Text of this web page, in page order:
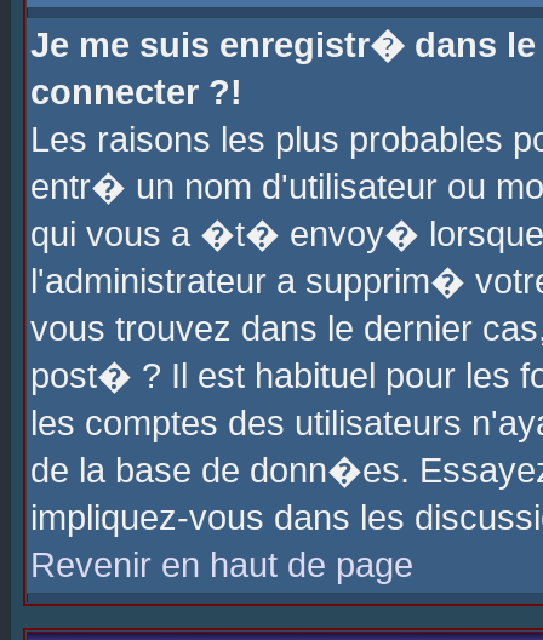
Je me suis enregistr� dans
connecter ?!
Les raisons les plus probables
entr� un nom d'utilisateur ou
qui vous a �t� envoy�
l'administrateur a supprim�
vous trouvez dans le dernier
post� ? Il est habituel pour les
les comptes des utilisateurs
de la base de donn�es.
impliquez-vous dans les
Revenir en haut de page